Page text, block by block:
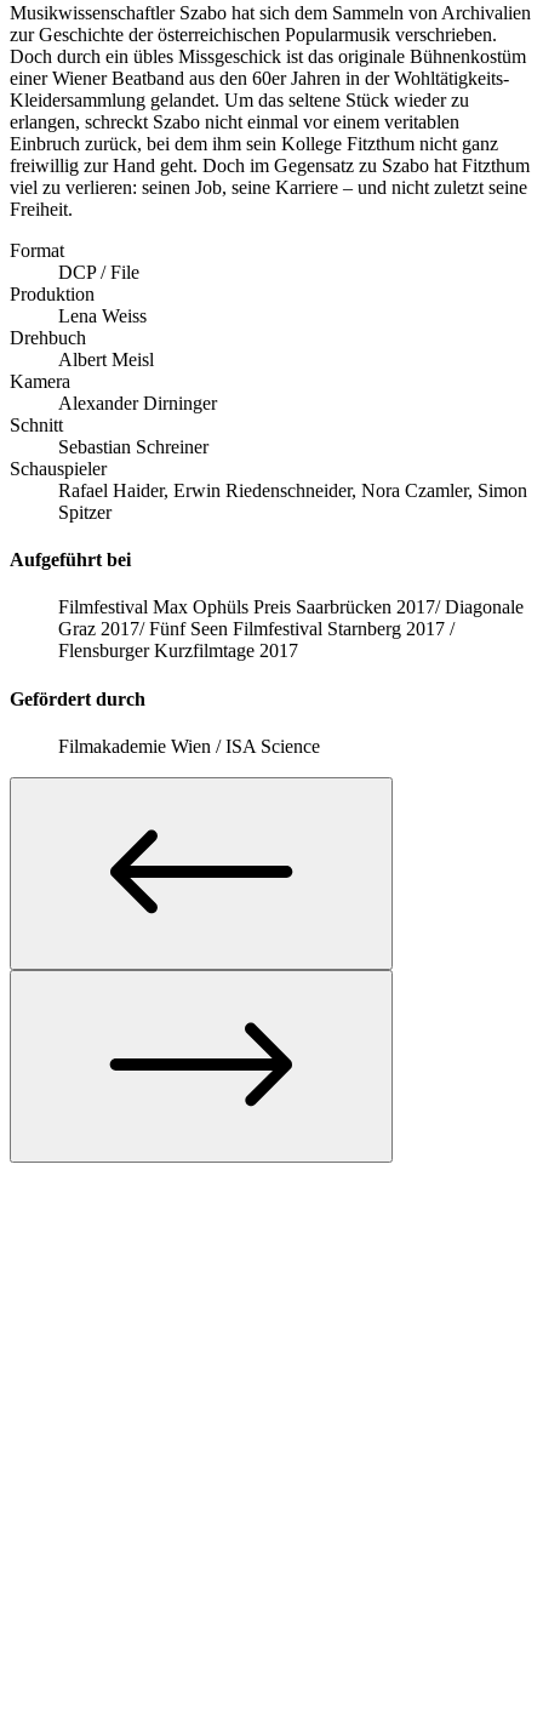
Musikwissenschaftler Szabo hat sich dem Sammeln von Archivalien
zur Geschichte der österreichischen Popularmusik verschrieben.
Doch durch ein übles Missgeschick ist das originale Bühnenkostüm
einer Wiener Beatband aus den 60er Jahren in der Wohltätigkeits-
Kleidersammlung gelandet. Um das seltene Stück wieder zu
erlangen, schreckt Szabo nicht einmal vor einem veritablen
Einbruch zurück, bei dem ihm sein Kollege Fitzthum nicht ganz
freiwillig zur Hand geht. Doch im Gegensatz zu Szabo hat Fitzthum
viel zu verlieren: seinen Job, seine Karriere – und nicht zuletzt seine
Freiheit.
Format
DCP / File
Produktion
Lena Weiss
Drehbuch
Albert Meisl
Kamera
Alexander Dirninger
Schnitt
Sebastian Schreiner
Schauspieler
Rafael Haider, Erwin Riedenschneider, Nora Czamler, Simon
Spitzer
Aufgeführt bei
Filmfestival Max Ophüls Preis Saarbrücken 2017/ Diagonale
Graz 2017/ Fünf Seen Filmfestival Starnberg 2017 /
Flensburger Kurzfilmtage 2017
Gefördert durch
Filmakademie Wien / ISA Science